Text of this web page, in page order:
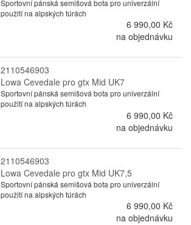
Sportovní pánská semišová bota pro univerzální
použití na alpských túrách
6 990,00 Kč
na objednávku
2110546903
Lowa Cevedale pro gtx Mid UK7
Sportovní pánská semišová bota pro univerzální
použití na alpských túrách
6 990,00 Kč
na objednávku
2110546903
Lowa Cevedale pro gtx Mid UK7,5
Sportovní pánská semišová bota pro univerzální
použití na alpských túrách
6 990,00 Kč
na objednávku